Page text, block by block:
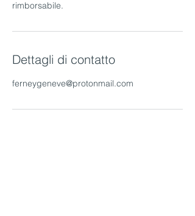
Dettagli di contatto
ferneygeneve@protonmail.com